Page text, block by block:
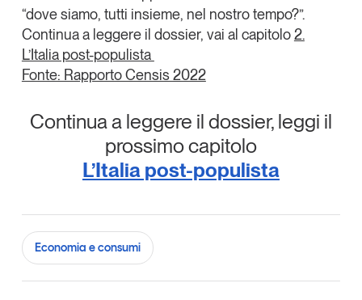
“dove siamo, tutti insieme, nel nostro tempo?”.
Continua a leggere il dossier, vai al capitolo2.
L’Italia post-populista
Fonte: Rapporto Censis 2022
Continua a leggere il dossier, leggi il
prossimo capitolo
L’Italia post-populista
Economia e consumi